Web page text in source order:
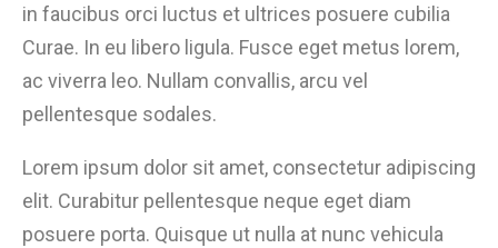
in faucibus orci luctus et ultrices posuere cubilia
Curae. In eu libero ligula. Fusce eget metus lorem,
ac viverra leo. Nullam convallis, arcu vel
pellentesque sodales.
Lorem ipsum dolor sit amet, consectetur adipiscing
elit. Curabitur pellentesque neque eget diam
posuere porta. Quisque ut nulla at nunc vehicula